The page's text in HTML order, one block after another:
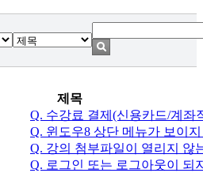
제목
Q. 수강료 결제(신용카드/계좌
Q. 윈도우8 상단 메뉴가 보이
Q. 강의 첨부파일이 열리지 않
Q. 로그인 또는 로그아웃이 되